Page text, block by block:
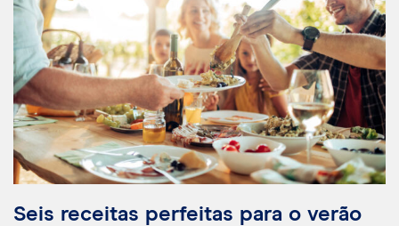
Seis receitas perfeitas para o verão